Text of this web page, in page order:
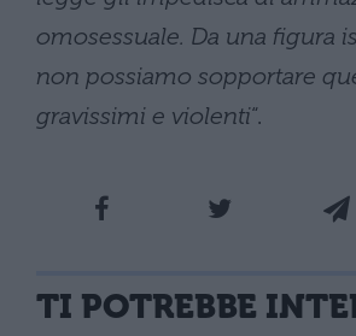
omosessuale. Da una figura
non possiamo sopportare
gravissimi e violenti“.
TI POTREBBE